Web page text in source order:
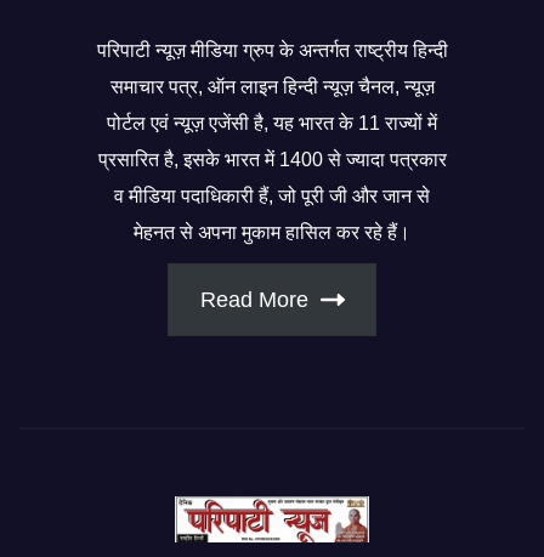
परिपाटी न्यूज़ मीडिया ग्रुप के अन्तर्गत राष्ट्रीय हिन्दी
समाचार पत्र, ऑन लाइन हिन्दी न्यूज़ चैनल, न्यूज़
पोर्टल एवं न्यूज़ एजेंसी है, यह भारत के 11 राज्यों में
प्रसारित है, इसके भारत में 1400 से ज्यादा पत्रकार
व मीडिया पदाधिकारी हैं, जो पूरी जी और जान से
मेहनत से अपना मुकाम हासिल कर रहे हैं।
Read More